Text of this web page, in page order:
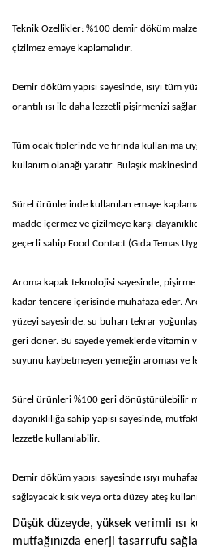
Teknik Özellikler: %100 demir döküm
çizilmez emaye kaplamalıdır.
Demir döküm yapısı sayesinde, ısıyı tüm
orantılı ısı ile daha lezzetli pişirmenizi
Tüm ocak tiplerinde ve fırında kullanıma
kullanım olanağı yaratır. Bulaşık
Sürel ürünlerinde kullanılan emaye
madde içermez ve çizilmeye karşı
geçerli sahip Food Contact (Gıda Temas
Aroma kapak teknolojisi sayesinde, pişirme
kadar tencere içerisinde muhafaza eder.
yüzeyi sayesinde, su buharı tekrar
geri döner. Bu sayede yemeklerde vitamin
suyunu kaybetmeyen yemeğin aroması ve
Sürel ürünleri %100 geri dönüştürülebilir
dayanıklılığa sahip yapısı sayesinde,
lezzetle kullanılabilir.
Demir döküm yapısı sayesinde ısıyı
sağlayacak kısık veya orta düzey ateş
Düşük düzeyde, yüksek verimli ısı
mutfağınızda enerji tasarrufu